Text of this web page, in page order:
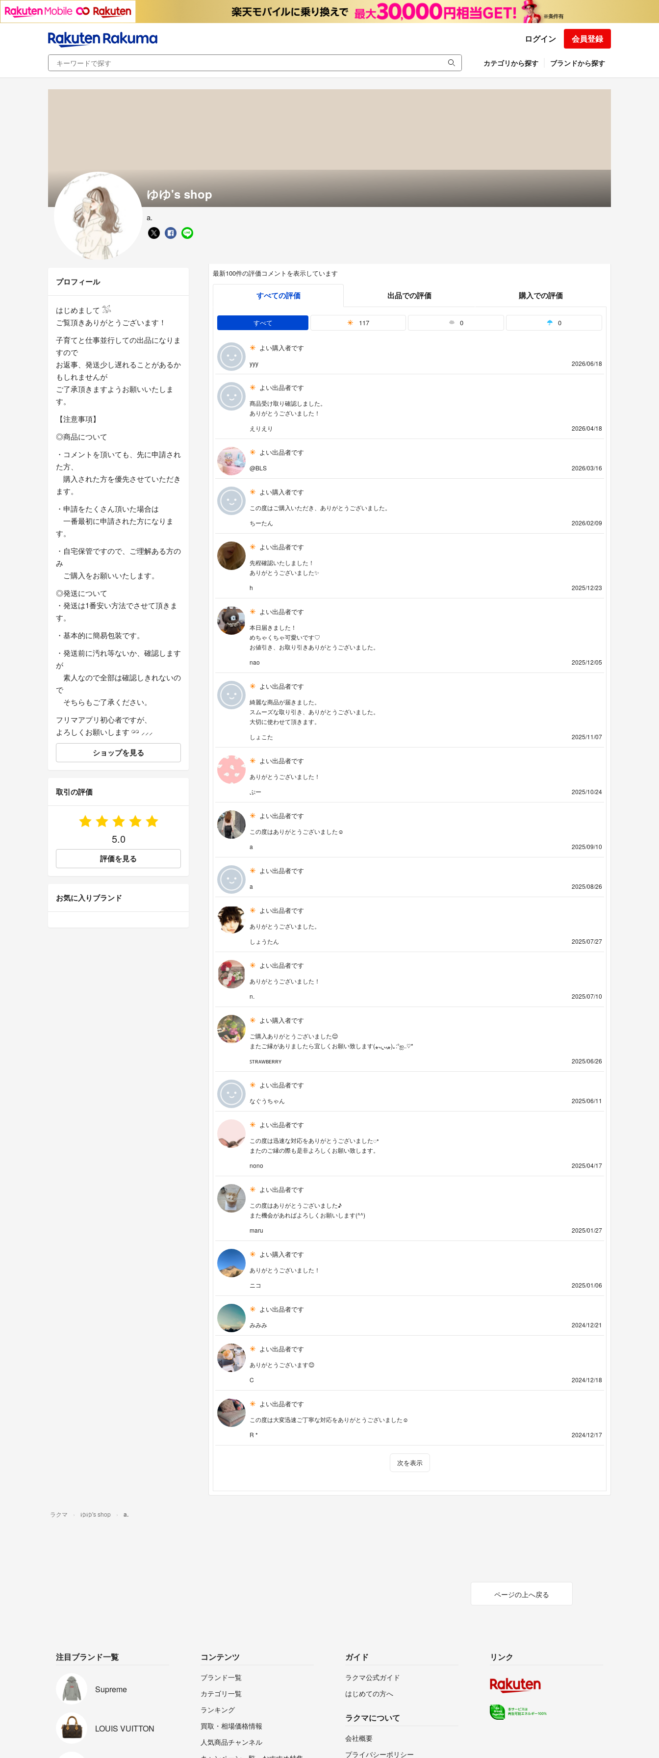
ログイン 会員登録
カテゴリから探す ブランドから探す
ゆゆ's shop
a.
最新100件の評価コメントを表示しています
すべての評価 出品での評価 購入での評価
すべて 117 0 0
よい購入者です
yyy 2026/06/18
よい出品者です
商品受け取り確認しました。
ありがとうございました！
えりえり
2026/04/18
よい出品者です
@BLS 2026/03/16
よい購入者です
この度はご購入いただき、ありがとうございました。
ちーたん
2026/02/09
よい出品者です
先程確認いたしました！
ありがとうございました✨
h
2025/12/23
よい出品者です
本日届きました！
めちゃくちゃ可愛いです♡
お値引き、お取り引きありがとうございました。
nao
2025/12/05
よい出品者です
綺麗な商品が届きました。
スムーズな取り引き、ありがとうございました。
大切に使わせて頂きます。
しょこた
2025/11/07
よい出品者です
ありがとうございました！
ぷー
2025/10/24
よい出品者です
この度はありがとうございました☺︎
a
2025/09/10
よい出品者です
a 2025/08/26
よい出品者です
ありがとうございました。
しょうたん
2025/07/27
よい出品者です
ありがとうございました！
n.
2025/07/10
よい購入者です
ご購入ありがとうございました😌
またご縁がありましたら宜しくお願い致します(⁎ᴗ͈ˬᴗ͈⁎)｡:°ஐ..♡*
ꜱᴛʀᴀᴡʙᴇʀʀʏ
2025/06/26
よい出品者です
なぐうちゃん 2025/06/11
よい出品者です
この度は迅速な対応をありがとうございましたꢀ
またのご縁の際も是非よろしくお願い致します。
nono
2025/04/17
よい出品者です
この度はありがとうございました♪
また機会があればよろしくお願いします(^^)
maru
2025/01/27
よい購入者です
ありがとうございました！
ニコ
2025/01/06
よい出品者です
みみみ 2024/12/21
よい出品者です
ありがとうございます😊
C
2024/12/18
よい出品者です
この度は大変迅速ご丁寧な対応をありがとうございました☺︎
R *
2024/12/17
次を表示
プロフィール
はじめまして 𓅮
ご覧頂きありがとうございます！
子育てと仕事並行しての出品になりま
すので
お返事、発送少し遅れることがあるか
もしれませんが
ご了承頂きますようお願いいたしま
す。
【注意事項】
◎商品について
・コメントを頂いても、先に申請され
た方、
購入された方を優先させていただき
ます。
・申請をたくさん頂いた場合は
一番最初に申請された方になりま
す。
・自宅保管ですので、ご理解ある方の
み
ご購入をお願いいたします。
◎発送について
・発送は1番安い方法でさせて頂きま
す。
・基本的に簡易包装です。
・発送前に汚れ等ないか、確認します
が
素人なので全部は確認しきれないの
で
そちらもご了承ください。
フリマアプリ初心者ですが、
よろしくお願いします 𓏗𓏗 ⸝⸝⸝
ショップを見る
取引の評価
5.0
評価を見る
お気に入りブランド
ラクマ ゆゆ's shop a.
ページの上へ戻る
注目ブランド一覧
Supreme
LOUIS VUITTON
コンテンツ
ブランド一覧
カテゴリ一覧
ランキング
買取・相場価格情報
人気商品チャンネル
ガイド
ラクマ公式ガイド
はじめての方へ
ラクマについて
会社概要
プライバシーポリシー
リンク